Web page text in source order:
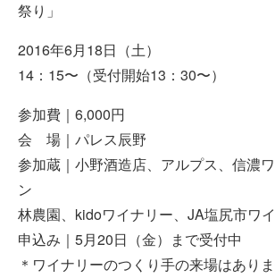
祭り」
2016年6月18日（土）
14：15〜（受付開始13：30〜）
参加費｜6,000円
会 場｜パレス辰野
参加蔵｜小野酒造店、アルプス、信濃
ン
林農園、kidoワイナリー、JA塩尻市ワイ
申込み｜5月20日（金）まで受付中
＊ワイナリーのつくり手の来場はあり